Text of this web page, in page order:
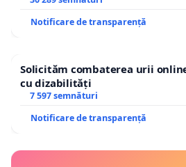
Notificare de transparență
Solicităm combaterea urii
cu dizabilități
7 597 semnături
Notificare de transparență